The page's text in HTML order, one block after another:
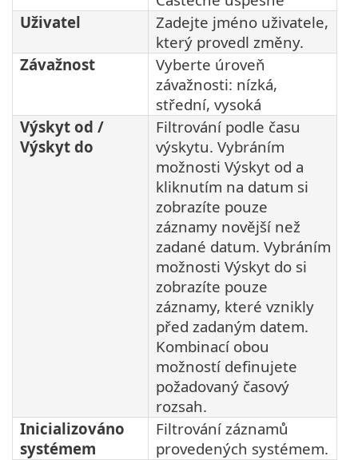
Uživatel
Zadejte jméno uživatele,
který provedl změny.
Závažnost
Vyberte úroveň
závažnosti: nízká,
střední, vysoká
Výskyt od /
Výskyt do
Filtrování podle času
výskytu. Vybráním
možnosti Výskyt od a
kliknutím na datum si
zobrazíte pouze
záznamy novější než
zadané datum. Vybráním
možnosti Výskyt do si
zobrazíte pouze
záznamy, které vznikly
před zadaným datem.
Kombinací obou
možností definujete
požadovaný časový
rozsah.
Inicializováno
systémem
Filtrování záznamů
provedených systémem.